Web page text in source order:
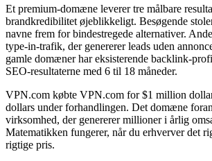
Et premium-domæne leverer tre målbare
brandkredibilitet øjeblikkeligt. Besøgende
navne frem for bindestregede alternativer.
type-in-trafik, der genererer leads uden
gamle domæner har eksisterende backlink-
SEO-resultaterne med 6 til 18 måneder.
VPN.com købte VPN.com for $1 million
dollars under forhandlingen. Det domæne
virksomhed, der genererer millioner i årlig
Matematikken fungerer, når du erhverver det
rigtige pris.